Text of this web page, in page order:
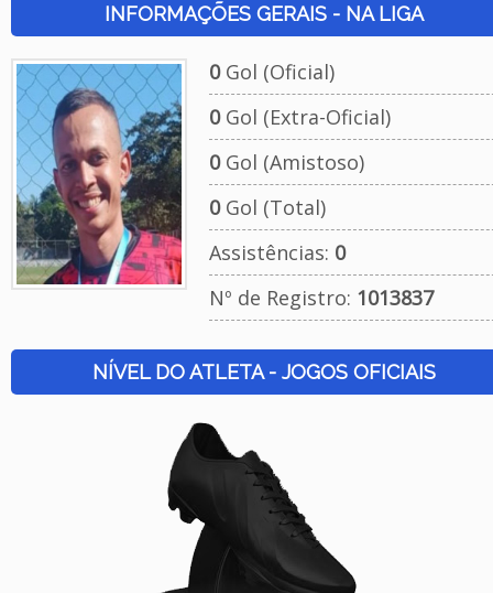
INFORMAÇÕES GERAIS - NA LIGA
0Gol (Oficial)
0Gol (Extra-Oficial)
0Gol (Amistoso)
0Gol (Total)
Assistências: 0
Nº de Registro: 1013837
NÍVEL DO ATLETA - JOGOS OFICIAIS